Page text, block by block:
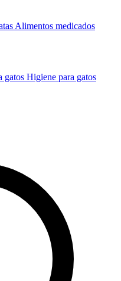
Alimentos medicados
gatos Higiene para gatos